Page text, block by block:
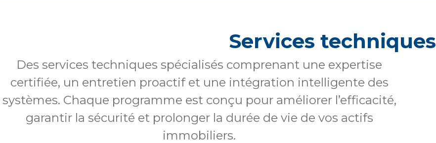
Services techniques
Des services techniques spécialisés comprenant une expertise
certifiée, un entretien proactif et une intégration intelligente des
systèmes. Chaque programme est conçu pour améliorer l’efficacité,
garantir la sécurité et prolonger la durée de vie de vos actifs
immobiliers.